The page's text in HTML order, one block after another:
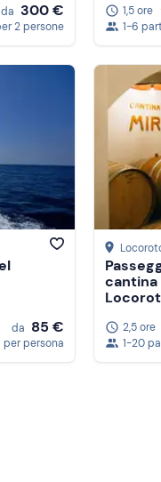
da 300 €
2 persone
1,5 ore
1-6
da 85 €
per persona
cantina
2,5 ore
1-20